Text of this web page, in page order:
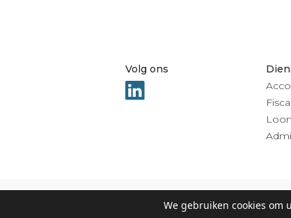
Volg ons
Privacy-Algemene
We gebruiken cookies om